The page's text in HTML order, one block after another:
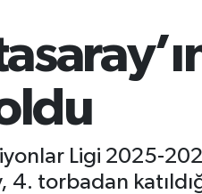
Ligi 2025-
4. torbadan
Fikstür